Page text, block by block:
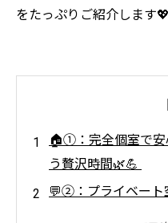
をたっぷりご紹介します
🏠①：完全個室で安
う贅沢時間🌿💪
💬②：プライベート